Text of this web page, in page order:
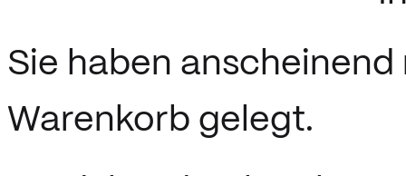
Sie haben
Warenkorb gelegt.